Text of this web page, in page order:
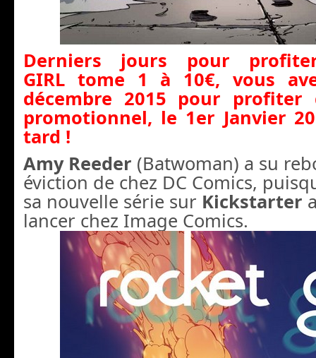
Derniers jours pour
GIRL tome 1 à 10€, vous
décembre 2015 pour
promotionnel, le 1er Janvier
tard !
Amy Reeder (Batwoman) a su
éviction de chez DC Comics,
sa nouvelle série sur Kickstarter
lancer chez Image Comics.